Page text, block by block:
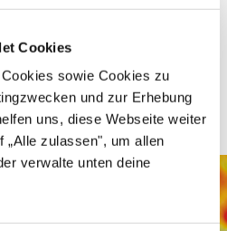
Cookies
sowie Cookies zu
und zur Erhebung
uns, diese Webseite weiter
zulassen", um allen
verwalte unten deine
zu stärken. Das Angebot
in der Nähe
und bietet pädagogische